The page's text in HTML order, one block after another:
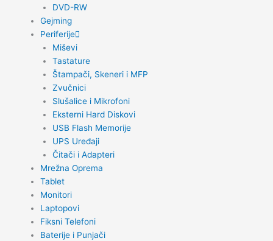
DVD-RW
Gejming
Periferije
Miševi
Tastature
Štampači, Skeneri i MFP
Zvučnici
Slušalice i Mikrofoni
Eksterni Hard Diskovi
USB Flash Memorije
UPS Uređaji
Čitači i Adapteri
Mrežna Oprema
Tablet
Monitori
Laptopovi
Fiksni Telefoni
Baterije i Punjači